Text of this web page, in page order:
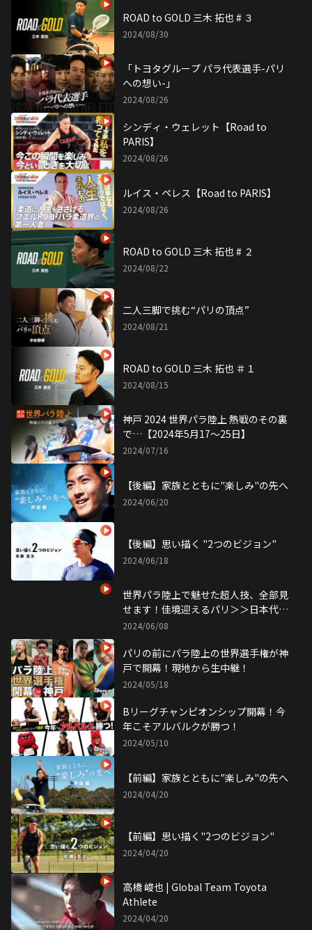
ROAD to GOLD 三木 拓也 # ３
2024/08/30
「トヨタグループ パラ代表選手-パリ
への想い-」
2024/08/26
シンディ・ウェレット【Road to
PARIS】
2024/08/26
ルイス・ペレス【Road to PARIS】
2024/08/26
ROAD to GOLD 三木 拓也 # ２
2024/08/22
二人三脚で挑む“パリの頂点”
2024/08/21
ROAD to GOLD 三木 拓也 ＃１
2024/08/15
神戸 2024 世界パラ陸上 熱戦のその裏
で…【2024年5月17〜25日】
2024/07/16
【後編】家族とともに"楽しみ"の先へ
2024/06/20
【後編】思い描く "2つのビジョン"
2024/06/18
世界パラ陸上で魅せた超人技、全部見
せます！佳境迎えるパリ＞＞日本代表
選考は！？｜トヨタイムズスポーツ
2024/06/08
パリの前にパラ陸上の世界選手権が神
戸で開幕！現地から生中継！
2024/05/18
Bリーグチャンピオンシップ開幕！今
年こそアルバルクが勝つ！
2024/05/10
【前編】家族とともに"楽しみ"の先へ
2024/04/20
【前編】思い描く"2つのビジョン"
2024/04/20
高橋 峻也 | Global Team Toyota
Athlete
2024/04/20